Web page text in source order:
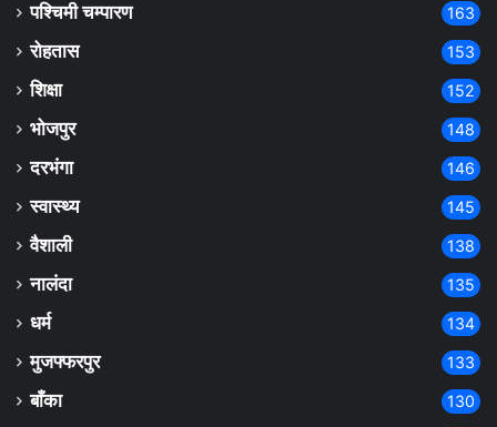
पश्चिमी चम्पारण 163
रोहतास 153
शिक्षा 152
भोजपुर 148
दरभंगा 146
स्वास्थ्य 145
वैशाली 138
नालंदा 135
धर्म 134
मुजफ्फरपुर 133
बाँका 130